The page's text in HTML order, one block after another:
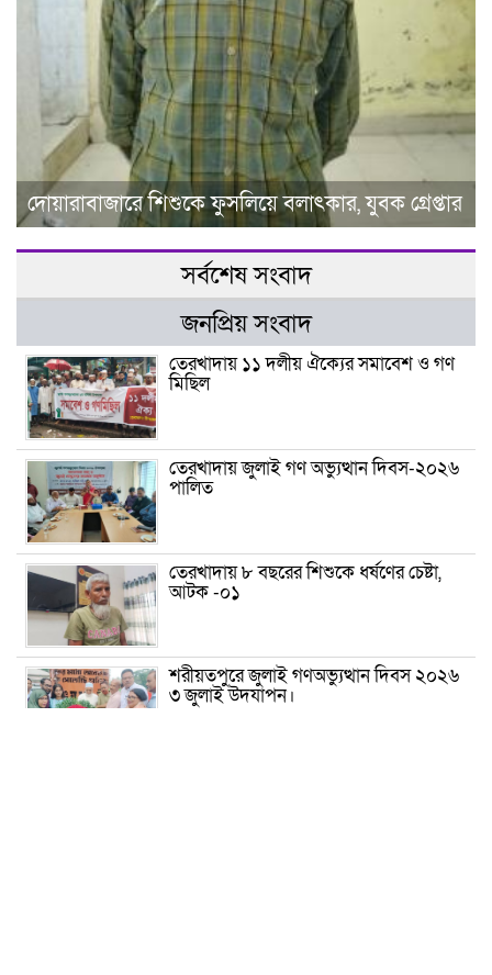
দোয়ারাবাজারে শিশুকে ফুসলিয়ে বলাৎকার, যুবক গ্রেপ্তার
সর্বশেষ সংবাদ
জনপ্রিয় সংবাদ
তেরখাদায় ১১ দলীয় ঐক্যের সমাবেশ ও গণ
মিছিল
তেরখাদায় জুলাই গণ অভ্যুত্থান দিবস-২০২৬
পালিত
তেরখাদায় ৮ বছরের শিশুকে ধর্ষণের চেষ্টা,
আটক -০১
শরীয়তপুরে জুলাই গণঅভ্যুত্থান দিবস ২০২৬
৩ জুলাই উদযাপন।